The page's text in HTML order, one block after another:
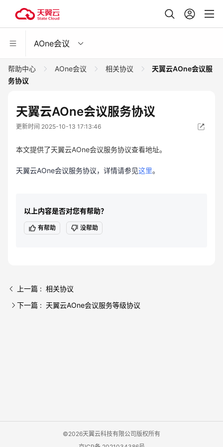
AOne会议
帮助中心 AOne会议 相关协议
天翼云AOne会议服
务协议
天翼云AOne会议服务协议
更新时间 2025-10-13 17:13:46
本文提供了天翼云AOne会议服务协议查看地址。
天翼云AOne会议服务协议，详情请参见这里。
以上内容是否对您有帮助？
有帮助 没帮助
上一篇 : 相关协议
下一篇 : 天翼云AOne会议服务等级协议
©2026天翼云科技有限公司版权所有